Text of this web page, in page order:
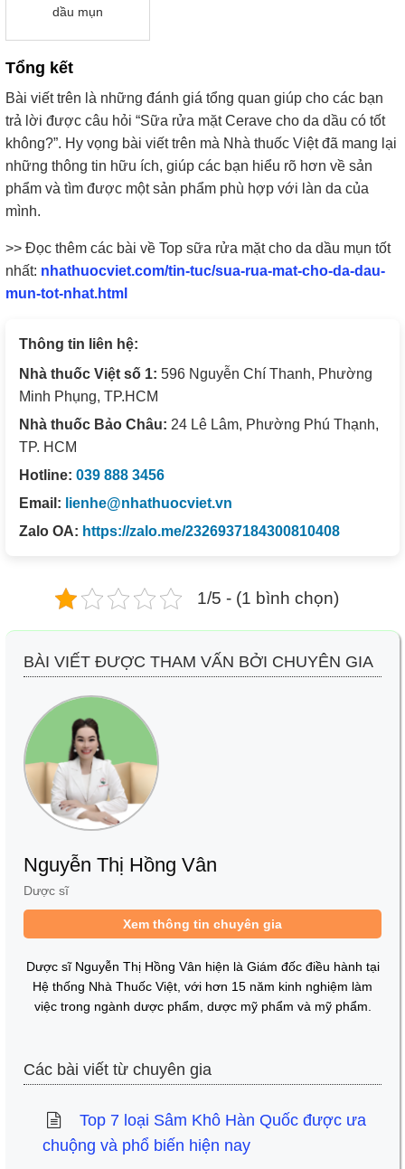
dầu mụn
Tổng kết
Bài viết trên là những đánh giá tổng quan giúp cho các bạn
trả lời được câu hỏi “Sữa rửa mặt Cerave cho da dầu có tốt
không?”. Hy vọng bài viết trên mà Nhà thuốc Việt đã mang lại
những thông tin hữu ích, giúp các bạn hiểu rõ hơn về sản
phẩm và tìm được một sản phẩm phù hợp với làn da của
mình.
>> Đọc thêm các bài về Top sữa rửa mặt cho da dầu mụn tốt
nhất: nhathuocviet.com/tin-tuc/sua-rua-mat-cho-da-dau-
mun-tot-nhat.html
Thông tin liên hệ:
Nhà thuốc Việt số 1: 596 Nguyễn Chí Thanh, Phường
Minh Phụng, TP.HCM
Nhà thuốc Bảo Châu: 24 Lê Lâm, Phường Phú Thạnh,
TP. HCM
Hotline: 039 888 3456
Email: lienhe@nhathuocviet.vn
Zalo OA: https://zalo.me/2326937184300810408
1/5 - (1 bình chọn)
BÀI VIẾT ĐƯỢC THAM VẤN BỞI CHUYÊN GIA
Nguyễn Thị Hồng Vân
Dược sĩ
Xem thông tin chuyên gia
Dược sĩ Nguyễn Thị Hồng Vân hiện là Giám đốc điều hành tại
Hệ thống Nhà Thuốc Việt, với hơn 15 năm kinh nghiệm làm
việc trong ngành dược phẩm, dược mỹ phẩm và mỹ phẩm.
Các bài viết từ chuyên gia
Top 7 loại Sâm Khô Hàn Quốc được ưa
chuộng và phổ biến hiện nay